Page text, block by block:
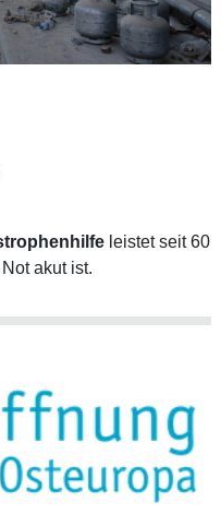
leistet seit 60
akut ist.